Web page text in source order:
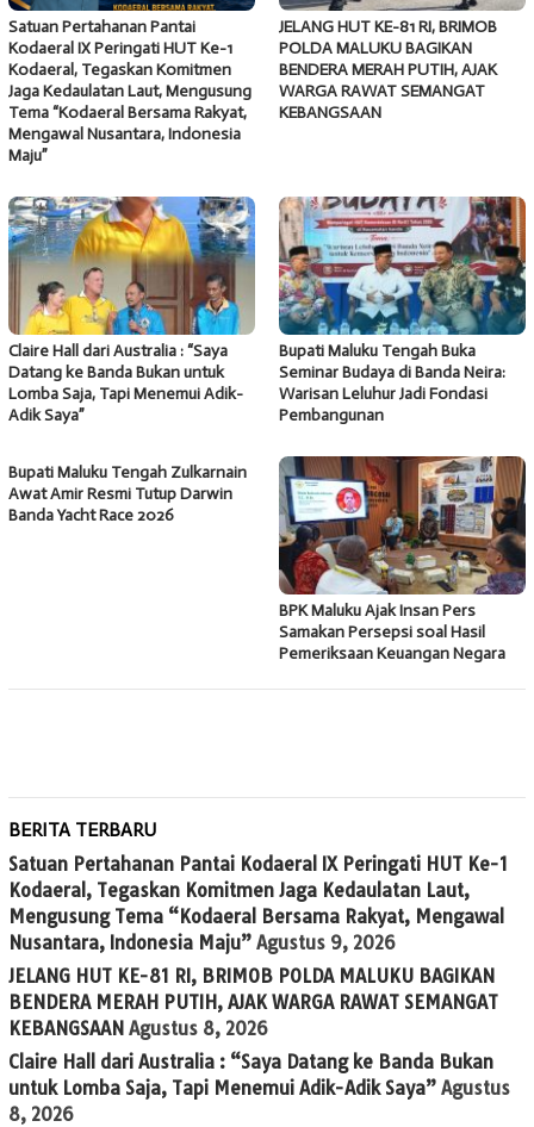
Satuan Pertahanan Pantai
Kodaeral IX Peringati HUT Ke-1
Kodaeral, Tegaskan Komitmen
Jaga Kedaulatan Laut, Mengusung
Tema “Kodaeral Bersama Rakyat,
Mengawal Nusantara, Indonesia
Maju”
JELANG HUT KE-81 RI, BRIMOB
POLDA MALUKU BAGIKAN
BENDERA MERAH PUTIH, AJAK
WARGA RAWAT SEMANGAT
KEBANGSAAN
Claire Hall dari Australia : “Saya
Datang ke Banda Bukan untuk
Lomba Saja, Tapi Menemui Adik-
Adik Saya”
Bupati Maluku Tengah Buka
Seminar Budaya di Banda Neira:
Warisan Leluhur Jadi Fondasi
Pembangunan
Bupati Maluku Tengah Zulkarnain
Awat Amir Resmi Tutup Darwin
Banda Yacht Race 2026
BPK Maluku Ajak Insan Pers
Samakan Persepsi soal Hasil
Pemeriksaan Keuangan Negara
BERITA TERBARU
Satuan Pertahanan Pantai Kodaeral IX Peringati HUT Ke-1
Kodaeral, Tegaskan Komitmen Jaga Kedaulatan Laut,
Mengusung Tema “Kodaeral Bersama Rakyat, Mengawal
Nusantara, Indonesia Maju” Agustus 9, 2026
JELANG HUT KE-81 RI, BRIMOB POLDA MALUKU BAGIKAN
BENDERA MERAH PUTIH, AJAK WARGA RAWAT SEMANGAT
KEBANGSAAN Agustus 8, 2026
Claire Hall dari Australia : “Saya Datang ke Banda Bukan
untuk Lomba Saja, Tapi Menemui Adik-Adik Saya” Agustus
8, 2026